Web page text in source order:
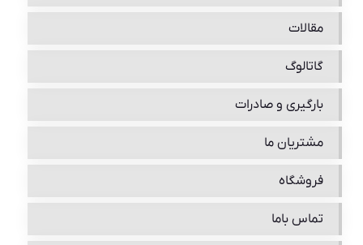
مقالات
گاتالوگ
بارگیری و صادرات
مشتریان ما
فروشگاه
تماس باما